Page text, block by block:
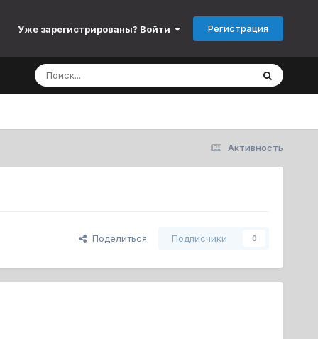
Уже зарегистрированы? Войти Регистрация
Активность
Поделиться Подписчики 0